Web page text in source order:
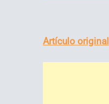
Artículo original